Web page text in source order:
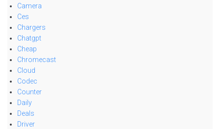
Camera
Ces
Chargers
Chatgpt
Cheap
Chromecast
Cloud
Codec
Counter
Daily
Deals
Driver